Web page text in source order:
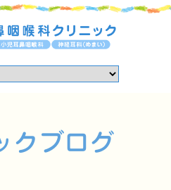
クブログ